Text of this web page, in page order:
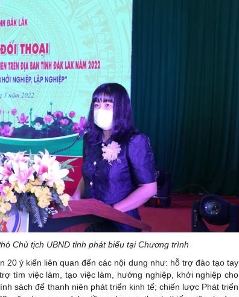
Chủ tịch UBND tỉnh phát biểu tại Chương trình
ý kiến liên quan đến các nội dung như: hỗ trợ đào tạo tay
tìm việc làm, tạo việc làm, hướng nghiệp, khởi nghiệp cho
sách để thanh niên phát triển kinh tế; chiến lược Phát triển